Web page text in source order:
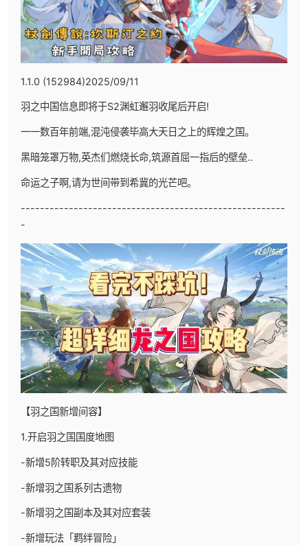
1.1.0 (152984)2025/09/11
羽之中国信息即将于S2渊虹邂羽收尾后开启!
一一数百年前端,混沌侵袭毕高大天日之上的辉煌之国。
黑暗笼罩万物,英杰们燃烧长命,筑源首屈一指后的壁垒..
命运之子啊,请为世间带到希冀的光芒吧。
-------------------------------------------------------
-
【羽之国新增间容】
1.开启羽之国国度地图
-新增5阶转职及其对应技能
-新增羽之国系列古遗物
-新增羽之国副本及其对应套装
-新增玩法「羁绊冒险」